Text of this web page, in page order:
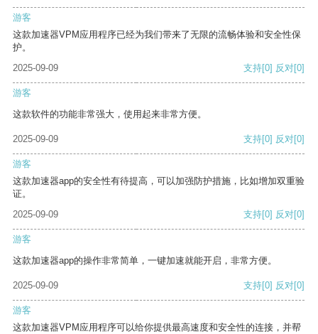
游客
这款加速器VPM应用程序已经为我们带来了无限的流畅体验和安全性保
护。
2025-09-09
支持[0] 反对[0]
游客
这款软件的功能非常强大，使用起来非常方便。
2025-09-09 支持[0] 反对[0]
游客
这款加速器app的安全性有待提高，可以加强防护措施，比如增加双重验
证。
2025-09-09
支持[0] 反对[0]
游客
这款加速器app的操作非常简单，一键加速就能开启，非常方便。
2025-09-09 支持[0] 反对[0]
游客
这款加速器VPM应用程序可以给你提供最高速度和安全性的连接，并帮